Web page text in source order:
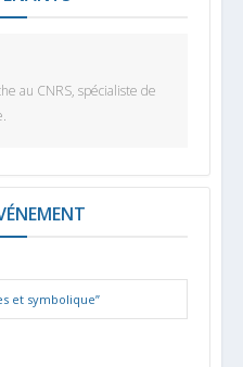
au CNRS, spécialiste de
et symbolique”